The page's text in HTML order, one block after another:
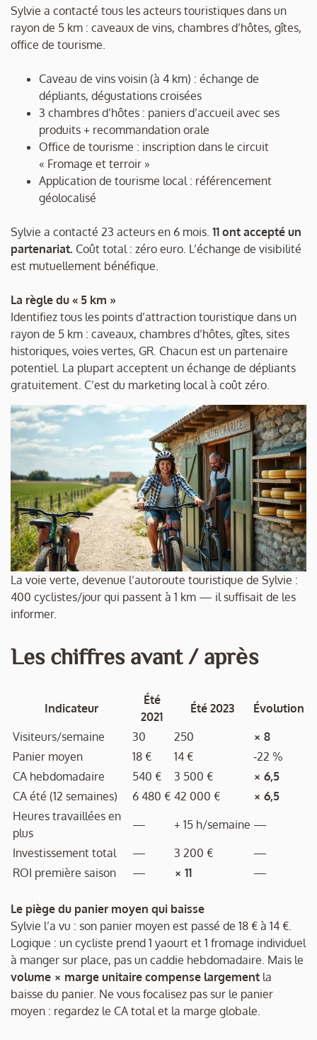
Sylvie a contacté tous les acteurs touristiques dans un
rayon de 5 km : caveaux de vins, chambres d’hôtes, gîtes,
office de tourisme.
Caveau de vins voisin (à 4 km) : échange de
dépliants, dégustations croisées
3 chambres d’hôtes : paniers d’accueil avec ses
produits + recommandation orale
Office de tourisme : inscription dans le circuit
« Fromage et terroir »
Application de tourisme local : référencement
géolocalisé
Sylvie a contacté 23 acteurs en 6 mois. 11 ont accepté un
partenariat. Coût total : zéro euro. L’échange de visibilité
est mutuellement bénéfique.
La règle du « 5 km »
Identifiez tous les points d’attraction touristique dans un
rayon de 5 km : caveaux, chambres d’hôtes, gîtes, sites
historiques, voies vertes, GR. Chacun est un partenaire
potentiel. La plupart acceptent un échange de dépliants
gratuitement. C’est du marketing local à coût zéro.
La voie verte, devenue l’autoroute touristique de Sylvie :
400 cyclistes/jour qui passent à 1 km — il suffisait de les
informer.
Les chiffres avant / après
Indicateur
Été
2021
Été 2023
Évolution
Visiteurs/semaine
30 250
× 8
Panier moyen
18 € 14 €
‑22 %
CA hebdomadaire
540 € 3 500 €
× 6,5
CA été (12 semaines)
6 480 € 42 000 €
× 6,5
Heures travaillées en
plus
— + 15 h/semaine —
Investissement total
— 3 200 €
—
ROI première saison
— × 11 —
Le piège du panier moyen qui baisse
Sylvie l’a vu : son panier moyen est passé de 18 € à 14 €.
Logique : un cycliste prend 1 yaourt et 1 fromage individuel
à manger sur place, pas un caddie hebdomadaire. Mais le
volume × marge unitaire compense largement la
baisse du panier. Ne vous focalisez pas sur le panier
moyen : regardez le CA total et la marge globale.